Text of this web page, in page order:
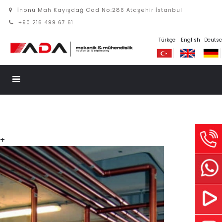
İnönü Mah Kayışdağ Cad No:286 Ataşehir İstanbul
+90 216 499 67 61
Türkçe English
+